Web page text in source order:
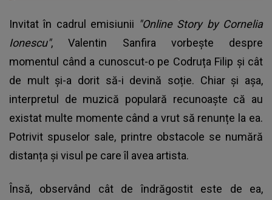
Invitat în cadrul emisiunii "Online Story by Cornelia
Ionescu", Valentin Sanfira vorbeşte despre
momentul când a cunoscut-o pe Codruța Filip şi cât
de mult şi-a dorit să-i devină soție. Chiar şi aşa,
interpretul de muzică populară recunoaşte că au
existat multe momente când a vrut să renunțe la ea.
Potrivit spuselor sale, printre obstacole se numără
distanța şi visul pe care îl avea artista.
Însă, observând cât de îndrăgostit este de ea,